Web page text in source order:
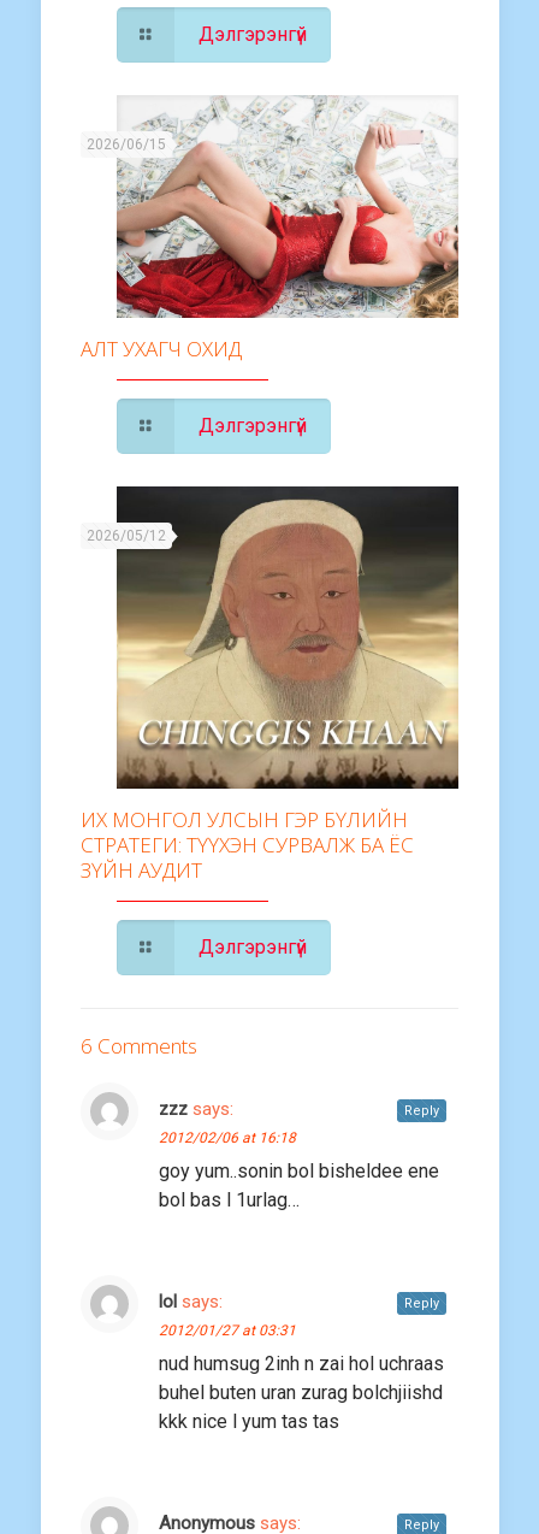
Дэлгэрэнгүй
2026/06/15
АЛТ УХАГЧ ОХИД
Дэлгэрэнгүй
2026/05/12
ИХ МОНГОЛ УЛСЫН ГЭР БҮЛИЙН
СТРАТЕГИ: ТҮҮХЭН СУРВАЛЖ БА ЁС
ЗҮЙН АУДИТ
Дэлгэрэнгүй
6 Comments
zzz says:
2012/02/06 at 16:18
goy yum..sonin bol bisheldee ene
bol bas l 1urlag…
Reply
lol says:
2012/01/27 at 03:31
nud humsug 2inh n zai hol uchraas
buhel buten uran zurag bolchjiishd
kkk nice l yum tas tas
Reply
Anonymous says: Reply